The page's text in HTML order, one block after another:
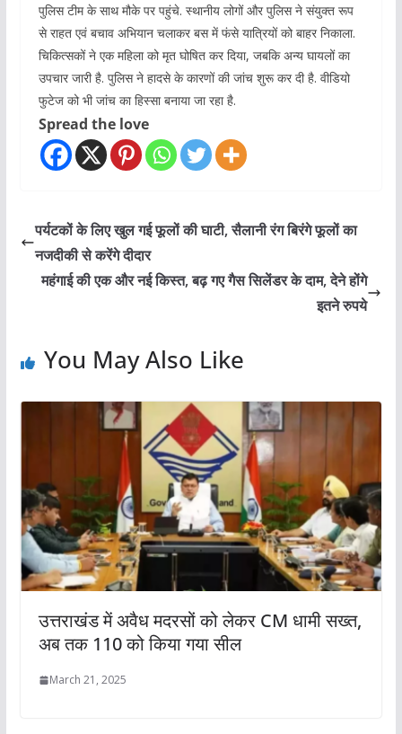
पुलिस टीम के साथ मौके पर पहुंचे. स्थानीय लोगों और पुलिस ने संयुक्त रूप
से राहत एवं बचाव अभियान चलाकर बस में फंसे यात्रियों को बाहर निकाला.
चिकित्सकों ने एक महिला को मृत घोषित कर दिया, जबकि अन्य घायलों का
उपचार जारी है. पुलिस ने हादसे के कारणों की जांच शुरू कर दी है. वीडियो
फुटेज को भी जांच का हिस्सा बनाया जा रहा है.
Spread the love
पर्यटकों के लिए खुल गई फूलों की घाटी, सैलानी रंग बिरंगे फूलों का
नजदीकी से करेंगे दीदार
महंगाई की एक और नई किस्त, बढ़ गए गैस सिलेंडर के दाम, देने होंगे
इतने रुपये
You May Also Like
उत्तराखंड में अवैध मदरसों को लेकर CM धामी सख्त,
अब तक 110 को किया गया सील
March 21, 2025